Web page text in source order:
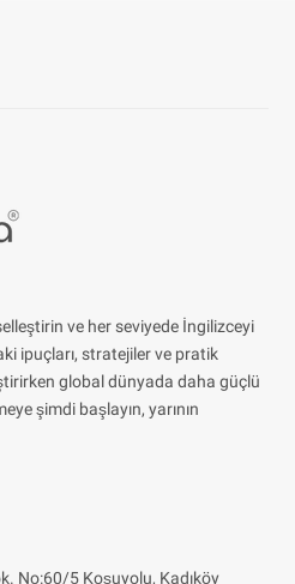
ve her seviyede İngilizceyi
ipuçları, stratejiler ve pratik
global dünyada daha güçlü
şimdi başlayın, yarının
No:60/5 Koşuyolu, Kadıköy